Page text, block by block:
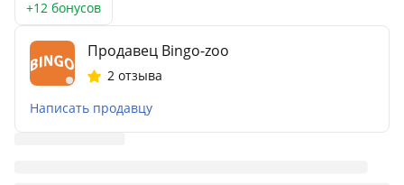
+12 бонусов
Продавец Bingo-zoo
2 отзыва
Написать продавцу